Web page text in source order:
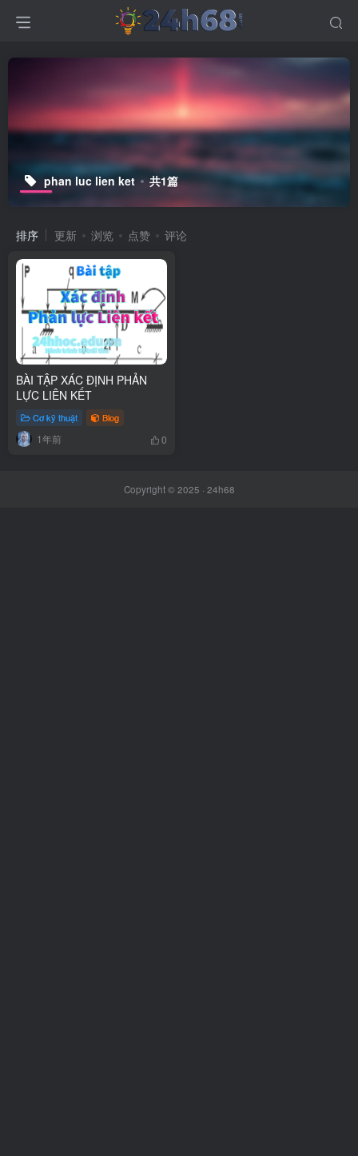
phan luc lien ket 共1篇
排序 更新 浏览 点赞 评论
BÀI TẬP XÁC ĐỊNH PHẢN
LỰC LIÊN KẾT
Cơ kỹ thuật Blog
1年前 0
Copyright © 2025 · 24h68